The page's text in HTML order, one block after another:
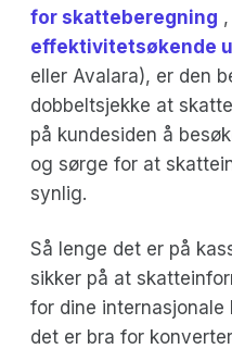
for skatteberegning
effektivitetsøkende
eller Avalara), er den
dobbeltsjekke at
på kundesiden å
og sørge for at
synlig.
Så lenge det er på
sikker på at
for dine internasjonale
det er bra for